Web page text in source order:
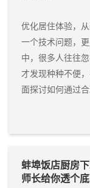
优化居住体验，
一个技术问题，
中，很多人往往
才发现种种不便
面探讨如何通过
蚌埠饭店厨房
师长给你透个底